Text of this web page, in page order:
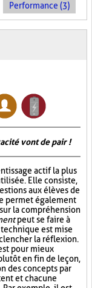
Performance (3)
vont de pair !
actif la plus
Elle consiste,
aux élèves de
permet également
la compréhension
peut se faire à
est mise
la réflexion.
pour mieux
en fin de leçon,
des concepts par
et chacune